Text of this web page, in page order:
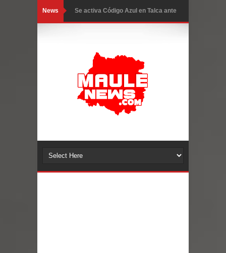
News Se activa Código Azul en Talca ante
GORE Maule figura tercero a nivel
nacional en gasto por viajes y
traslados con $133 millones
Dos internos intentaron escapar por
Temporal obliga a cerrar